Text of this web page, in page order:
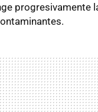
progresivamente